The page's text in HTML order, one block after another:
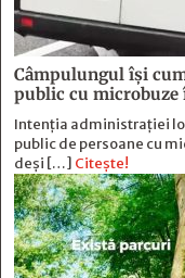
Câmpulungul îşi
public cu microbuze
Intenția administrației
public de persoane cu
deși […] Citește!